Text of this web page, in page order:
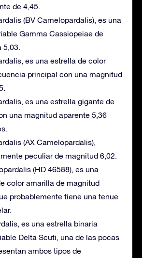
de 4,45.
(BV Camelopardalis), es una
Gamma Cassiopeiae de
5,03.
es una estrella de color
principal con una magnitud
es una estrella gigante de
una magnitud aparente 5,36
(AX Camelopardalis),
peculiar de magnitud 6,02.
(HD 46588), es una
color amarilla de magnitud
probablemente tiene una tenue
es una estrella binaria
Delta Scuti, una de las pocas
ambos tipos de